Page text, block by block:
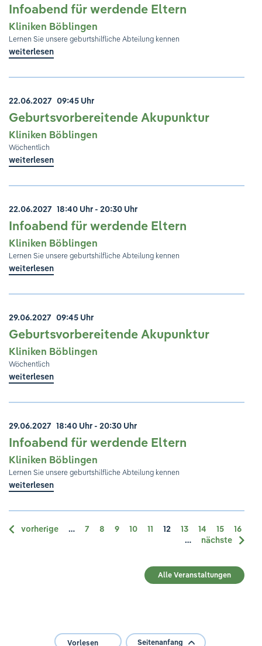
Infoabend für werdende Eltern
Kliniken Böblingen
Lernen Sie unsere geburtshilfliche Abteilung kennen
weiterlesen
22.06.2027 09:45 Uhr
Geburtsvorbereitende Akupunktur
Kliniken Böblingen
Wöchentlich
weiterlesen
22.06.2027 18:40 Uhr - 20:30 Uhr
Infoabend für werdende Eltern
Kliniken Böblingen
Lernen Sie unsere geburtshilfliche Abteilung kennen
weiterlesen
29.06.2027 09:45 Uhr
Geburtsvorbereitende Akupunktur
Kliniken Böblingen
Wöchentlich
weiterlesen
29.06.2027 18:40 Uhr - 20:30 Uhr
Infoabend für werdende Eltern
Kliniken Böblingen
Lernen Sie unsere geburtshilfliche Abteilung kennen
weiterlesen
vorherige … 7 8 9 10 11 12 13 14 15
16
…
nächste
Alle Veranstaltungen
Vorlesen Seitenanfang